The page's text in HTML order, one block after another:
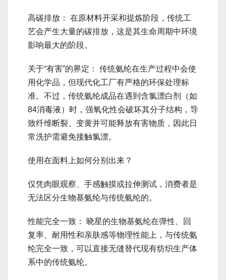
高碳排放： 在原材料开采和提炼阶段，传统工
艺会产生大量的碳排放，这是其生命周期中环境
影响最大的阶段。
关于“有害”的界定： 传统氨纶在生产过程中会使
用化学品，但现代化工厂有严格的环保处理标
准。不过，传统氨纶成品在遇到含氯漂白剂（如
84消毒液）时，强氧化性会破坏其分子结构，导
致纤维断裂、变黄并可能释放有害物质，因此日
常洗护需避免接触氯漂。
使用在面料上如何分别出来？
仅凭肉眼观察、手感触摸或拉伸测试，消费者是
无法区分生物基氨纶与传统氨纶的。
性能完全一致： 晓星的生物基氨纶在弹性、回
复率、耐用性和亲肤感等物理性能上，与传统氨
纶完全一致，可以直接无缝替代现有纺织生产体
系中的传统氨纶。